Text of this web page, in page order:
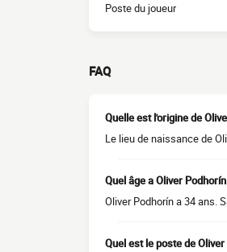
Poste du joueur
FAQ
Quelle est l'origine de
Le lieu de naissance de
Quel âge a Oliver
Oliver Podhorín a 34 ans.
Quel est le poste de